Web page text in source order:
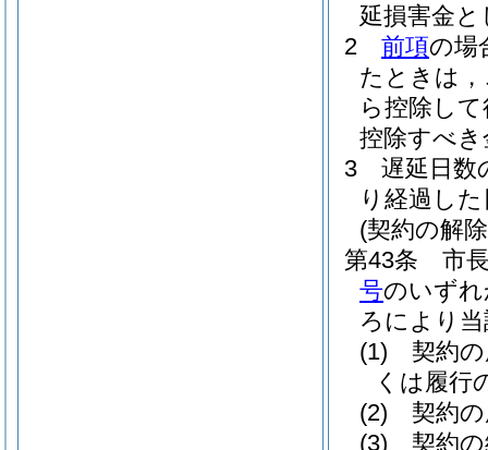
延損害金
2
前項の場
たときは
ら控除し
控除すべ
3
遅延日数
り経過し
(契約の解
第43条
市
号のいず
ろにより
(1)
契約
くは履行
(2)
契約
(3)
契約